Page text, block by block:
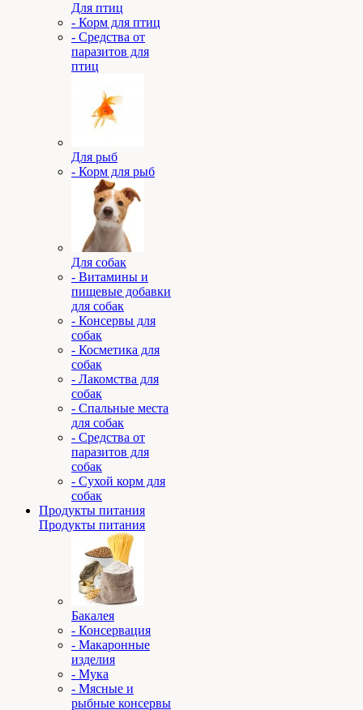
Для птиц
- Корм для птиц
- Средства от
паразитов для
птиц
Для рыб
- Корм для рыб
Для собак
- Витамины и
пищевые добавки
для собак
- Консервы для
собак
- Косметика для
собак
- Лакомства для
собак
- Спальные места
для собак
- Средства от
паразитов для
собак
- Сухой корм для
собак
Продукты питания
Продукты питания
Бакалея
- Консервация
- Макаронные
изделия
- Мука
- Мясные и
рыбные консервы